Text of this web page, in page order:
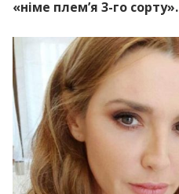
«німе плем’я 3-го сорту».